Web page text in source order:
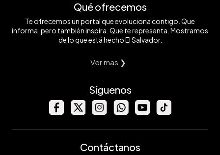
Qué ofrecemos
Te ofrecemos un portal que evoluciona contigo. Que
informa, pero también inspira. Que te representa. Mostramos
de lo que está hecho El Salvador.
Ver mas ❯
Síguenos
Contáctanos